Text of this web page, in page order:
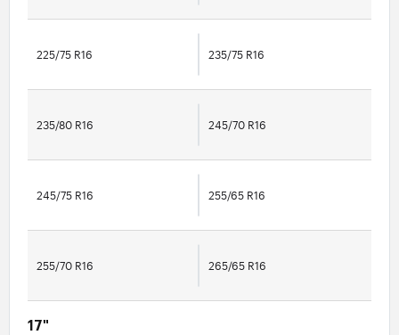
225/75 R16 235/75 R16
235/80 R16 245/70 R16
245/75 R16 255/65 R16
255/70 R16 265/65 R16
17"